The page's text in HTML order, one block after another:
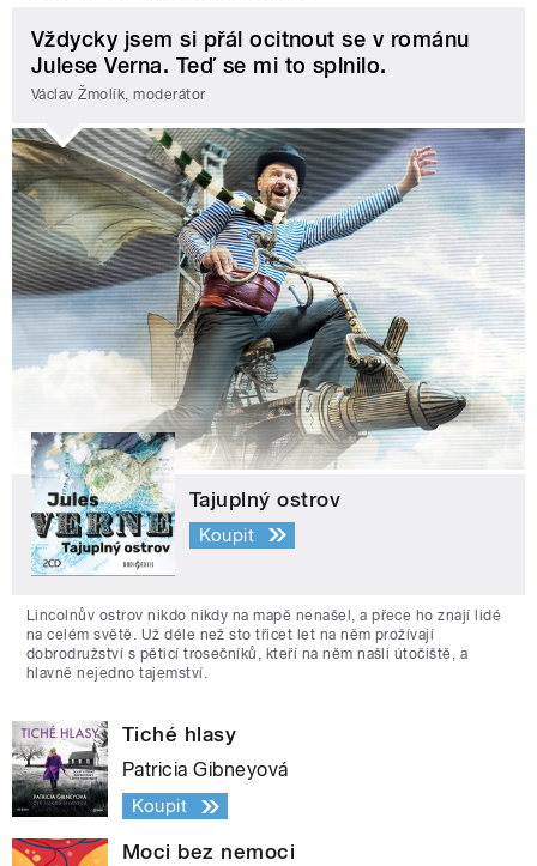
Vždycky jsem si přál ocitnout se v románu
Julese Verna. Teď se mi to splnilo.
Václav Žmolík, moderátor
Tajuplný ostrov
Koupit
Lincolnův ostrov nikdo nikdy na mapě nenašel, a přece ho znají lidé
na celém světě. Už déle než sto třicet let na něm prožívají
dobrodružství s pěticí trosečníků, kteří na něm našli útočiště, a
hlavně nejedno tajemství.
Tiché hlasy
Patricia Gibneyová
Koupit
Moci bez nemoci